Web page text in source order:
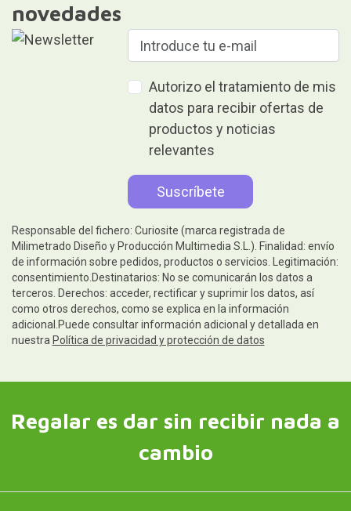
novedades
Autorizo el tratamiento de mis
datos para recibir ofertas de
productos y noticias
relevantes
Responsable del fichero: Curiosite (marca registrada de
Milimetrado Diseño y Producción Multimedia S.L.). Finalidad: envío
de información sobre pedidos, productos o servicios. Legitimación:
consentimiento.Destinatarios: No se comunicarán los datos a
terceros. Derechos: acceder, rectificar y suprimir los datos, así
como otros derechos, como se explica en la información
adicional.Puede consultar información adicional y detallada en
nuestra Política de privacidad y protección de datos
Regalar es dar sin recibir nada a
cambio